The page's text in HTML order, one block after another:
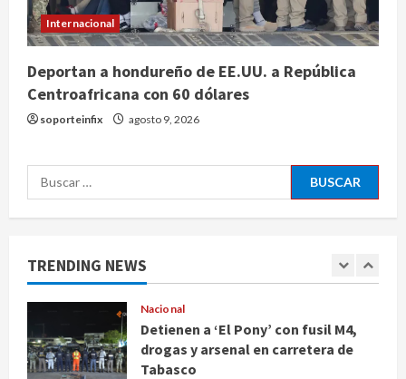
Internacional
Deportan a hondureño de EE.UU. a República
Centroafricana con 60 dólares
soporteinfix agosto 9, 2026
Buscar:
TRENDING NEWS
4
riesgo financiero
agosto 9, 2026
Internacional
Colombia respalda soberanía de
Marruecos sobre el Sáhara y busca
1
Deportes Internacional Portada
Fallece Jorge Messi, padre de
Nacional
Detienen a ‘El Pony’ con fusil M4,
drogas y arsenal en carretera de
Tabasco